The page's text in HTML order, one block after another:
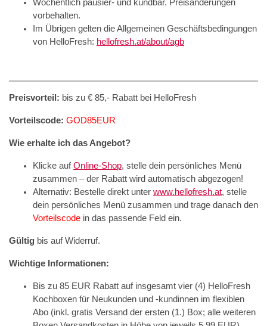
Wöchentlich pausier- und kündbar. Preisänderungen
vorbehalten.
Im Übrigen gelten die Allgemeinen Geschäftsbedingungen
von HelloFresh: hellofresh.at/about/agb
Preisvorteil: bis zu € 85,- Rabatt bei HelloFresh
Vorteilscode: GOD85EUR
Wie erhalte ich das Angebot?
Klicke aufOnline-Shop, stelle dein persönliches Menü
zusammen – der Rabatt wird automatisch abgezogen!
Alternativ: Bestelle direkt unter www.hellofresh.at, stelle
dein persönliches Menü zusammen und trage danach den
Vorteilscode in das passende Feld ein.
Gültig bis auf Widerruf.
Wichtige Informationen:
Bis zu 85 EUR Rabatt auf insgesamt vier (4) HelloFresh
Kochboxen für Neukunden und -kundinnen im flexiblen
Abo (inkl. gratis Versand der ersten (1.) Box; alle weiteren